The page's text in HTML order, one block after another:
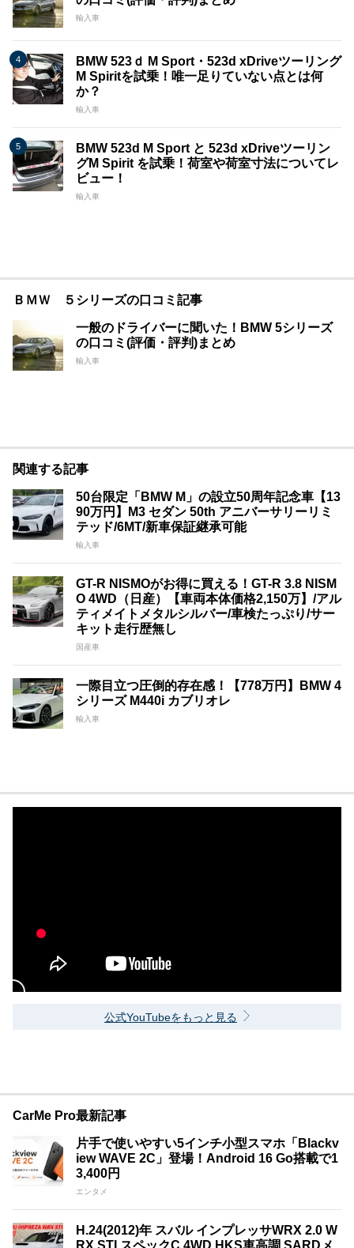
輸入車
BMW 523ｄ M Sport・523d xDriveツーリング
M Spiritを試乗！唯一足りていない点とは何
か？
輸入車
BMW 523d M Sport と 523d xDriveツーリン
グM Spirit を試乗！荷室や荷室寸法についてレ
ビュー！
輸入車
ＢＭＷ ５シリーズの口コミ記事
一般のドライバーに聞いた！BMW 5シリーズ
の口コミ(評価・評判)まとめ
輸入車
関連する記事
50台限定「BMW M」の設立50周年記念車【13
90万円】M3 セダン 50th アニバーサリーリミ
テッド/6MT/新車保証継承可能
輸入車
GT-R NISMOがお得に買える！GT-R 3.8 NISM
O 4WD（日産）【車両本体価格2,150万】/アル
ティメイトメタルシルバー/車検たっぷり/サー
キット走行歴無し
国産車
一際目立つ圧倒的存在感！【778万円】BMW 4
シリーズ M440i カブリオレ
輸入車
公式YouTubeをもっと見る
CarMe Pro最新記事
片手で使いやすい5インチ小型スマホ「Blackv
iew WAVE 2C」登場！Android 16 Go搭載で1
3,400円
エンタメ
H.24(2012)年 スバル インプレッサWRX 2.0 W